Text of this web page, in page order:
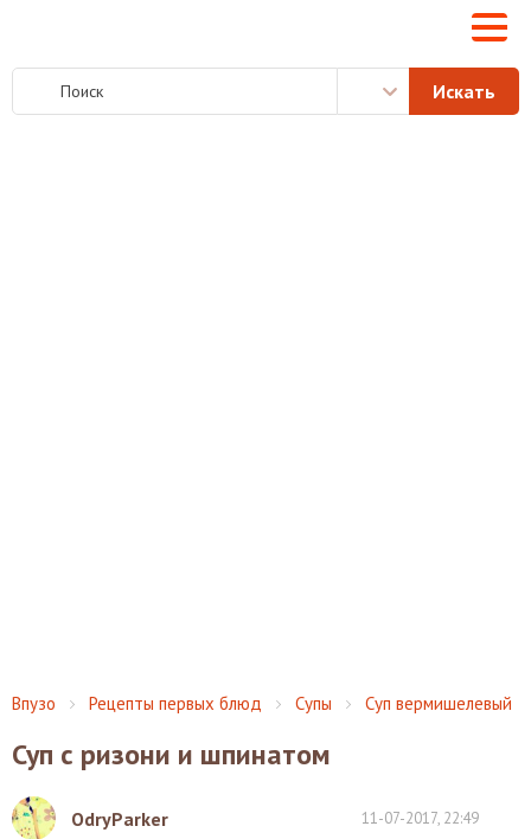
Впузо Рецепты первых блюд Супы Суп вермишелевый
Суп с ризони и шпинатом
OdryParker 11-07-2017, 22:49